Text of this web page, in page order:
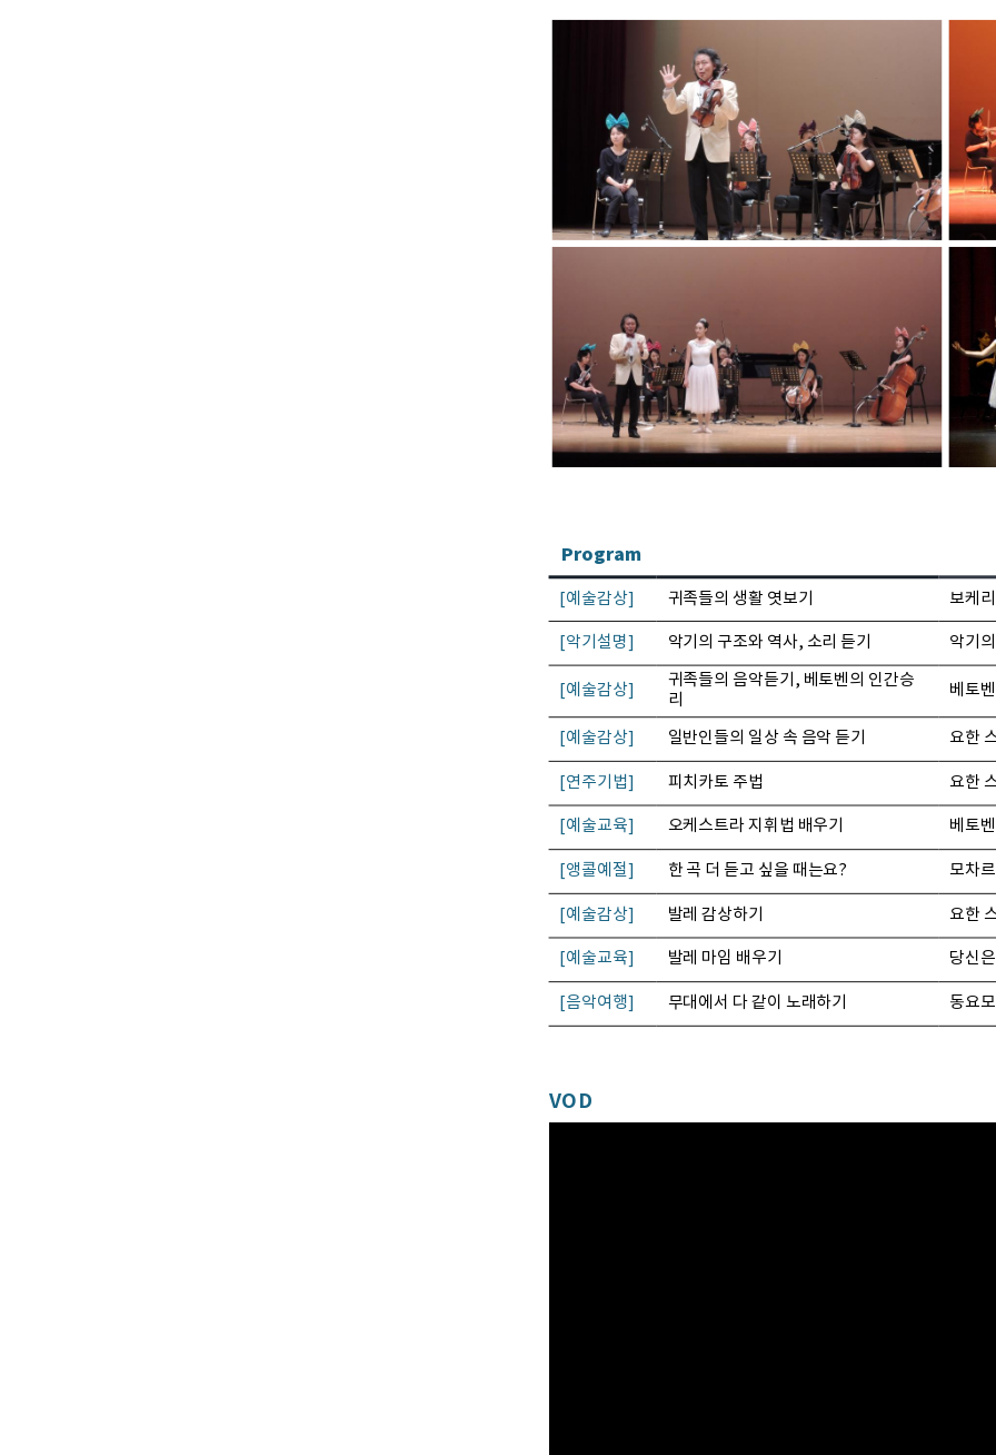
Program
[예술감상] 귀족들의 생활 엿보기 보케
[악기설명] 악기의 구조와 역사, 소리 듣기 악기
[예술감상]
귀족들의 음악듣기, 베토벤의 인간승
리
베토
[예술감상] 일반인들의 일상 속 음악 듣기 요한
[연주기법] 피치카토 주법 요한
[예술교육] 오케스트라 지휘법 배우기 베토
[앵콜예절] 한 곡 더 듣고 싶을 때는요? 모차
[예술감상] 발레 감상하기 요한
[예술교육] 발레 마임 배우기 당신
[음악여행] 무대에서 다 같이 노래하기 동요
VOD